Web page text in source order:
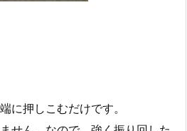
に押しこむだけです。